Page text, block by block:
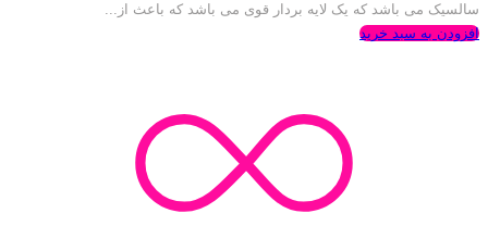
سالسیک می باشد که یک لایه بردار قوی می باشد که باعث از...
افزودن به سبد خرید